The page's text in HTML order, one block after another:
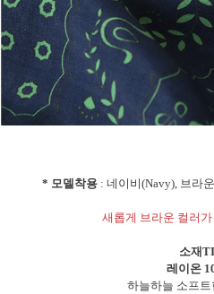
* 모델착용: 네이비(Navy), 브라
새롭게 브라운 컬러
소재
레이온
하늘하늘 소프